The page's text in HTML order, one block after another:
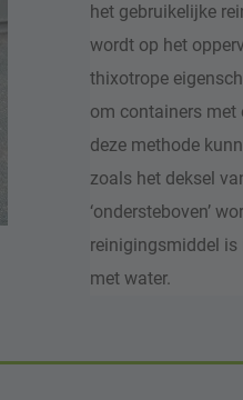
het gebruikelijke
wordt op het
thixotrope
om containers met
deze methode
zoals het deksel
‘ondersteboven’
reinigingsmiddel is
met water.